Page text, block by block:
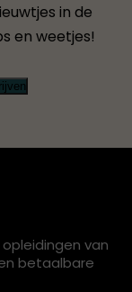
in de
en weetjes!
van
betaalbare